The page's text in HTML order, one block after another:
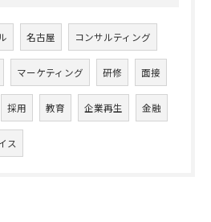
名古屋 コンサルティング
マーケティング 研修 面接
採用 教育 企業再生 金融
ス